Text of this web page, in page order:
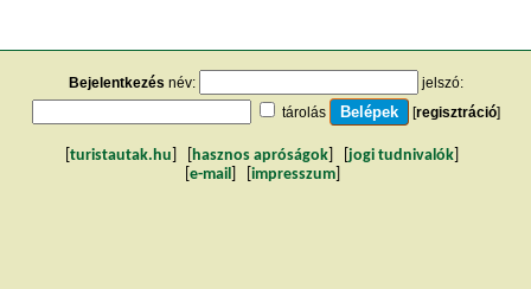
Bejelentkezés név:
jelszó:
tárolás
[regisztráció]
turistautak.hu hasznos apróságok jogi tudnivalók
e-mail impresszum]